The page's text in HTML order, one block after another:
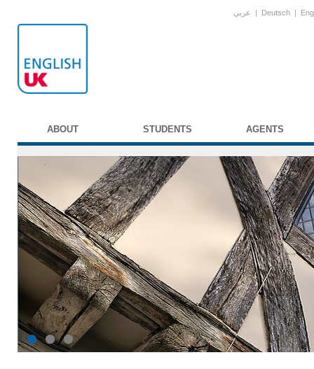
عربي | Deutsch |
ABOUT STUDENTS AGENTS